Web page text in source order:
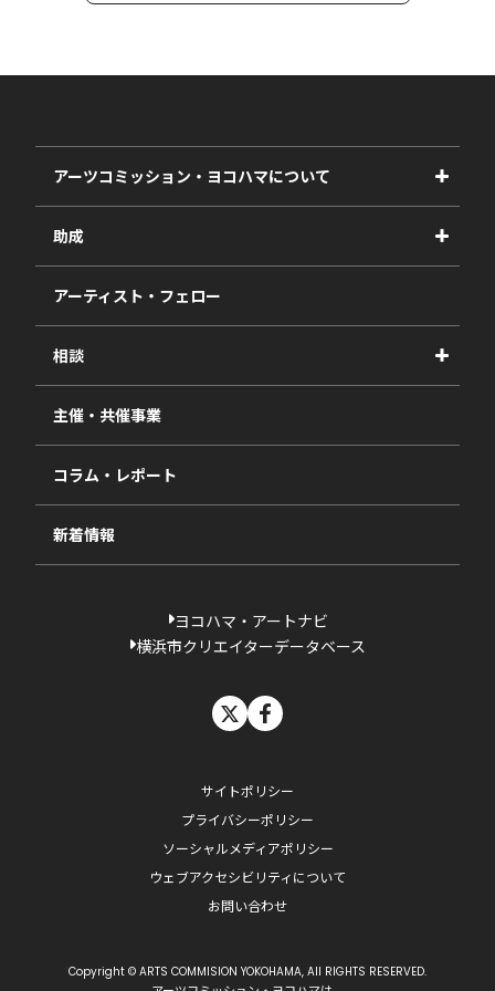
アーツコミッション・ヨコハマについて
事業紹介
事業報告書
助成
2027年度
2026年度
2025年度
2024年度
2023年度
過去の採択一覧
アーティスト・フェロー
相談
視察・ヒアリング・研究
相談依頼フォーム
主催・共催事業
コラム・レポート
新着情報
ヨコハマ・アートナビ
横浜市クリエイターデータベース
サイトポリシー
プライバシーポリシー
ソーシャルメディアポリシー
ウェブアクセシビリティについて
お問い合わせ
Copyright © ARTS COMMISION YOKOHAMA, All RIGHTS RESERVED.